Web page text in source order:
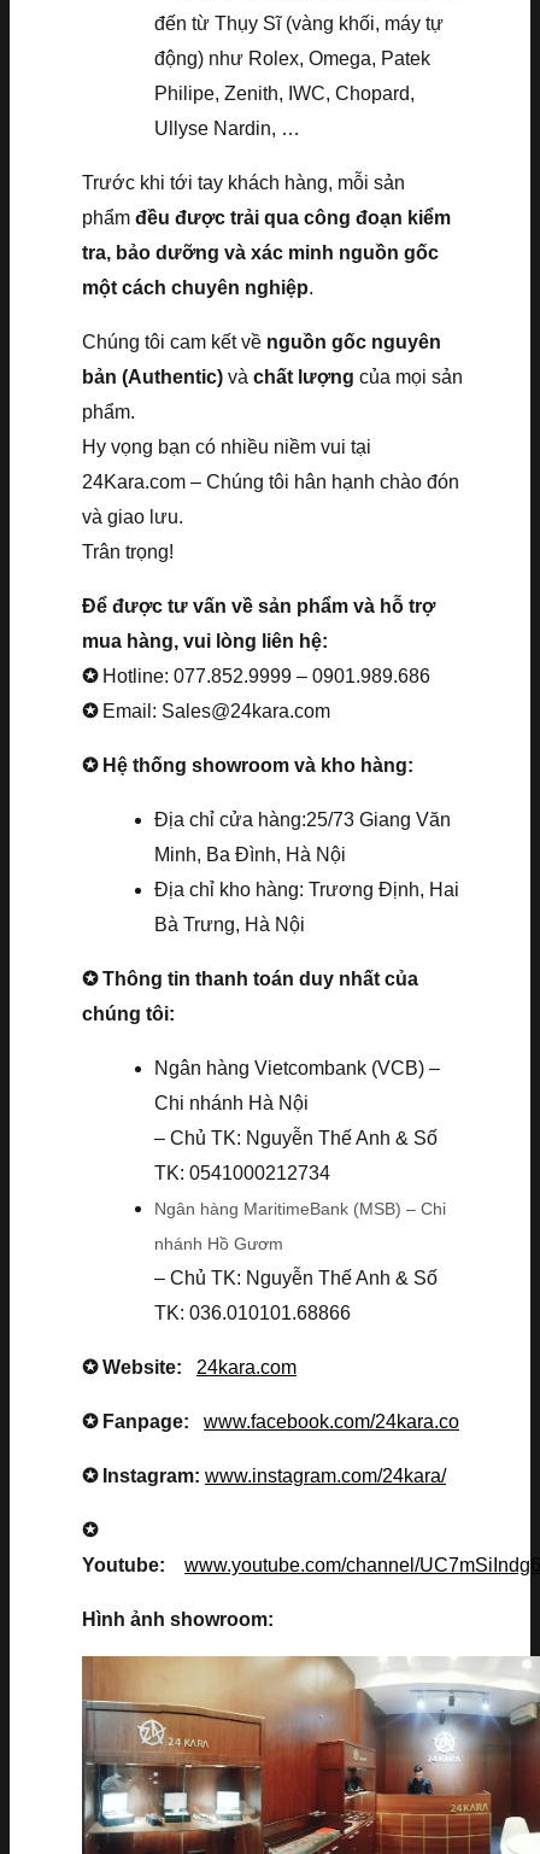
đến từ Thụy Sĩ (vàng khối, máy tự
động) như Rolex, Omega, Patek
Philipe, Zenith, IWC, Chopard,
Ullyse Nardin, …
Trước khi tới tay khách hàng, mỗi sản
phẩm đều được trải qua công đoạn kiểm
tra, bảo dưỡng và xác minh nguồn gốc
một cách chuyên nghiệp.
Chúng tôi cam kết về nguồn gốc nguyên
bản (Authentic) và chất lượng của mọi sản
phẩm.
Hy vọng bạn có nhiều niềm vui tại
24Kara.com – Chúng tôi hân hạnh chào đón
và giao lưu.
Trân trọng!
Để được tư vấn về sản phẩm và hỗ trợ
mua hàng, vui lòng liên hệ:
✪ Hotline: 077.852.9999 – 0901.989.686
✪ Email: Sales@24kara.com
✪ Hệ thống showroom và kho hàng:
Địa chỉ cửa hàng:25/73 Giang Văn
Minh, Ba Đình, Hà Nội
Địa chỉ kho hàng: Trương Định, Hai
Bà Trưng, Hà Nội
✪ Thông tin thanh toán duy nhất của
chúng tôi:
Ngân hàng Vietcombank (VCB) –
Chi nhánh Hà Nội
– Chủ TK: Nguyễn Thế Anh & Số
TK: 0541000212734
Ngân hàng MaritimeBank (MSB) – Chi
nhánh Hồ Gươm
– Chủ TK: Nguyễn Thế Anh & Số
TK: 036.010101.68866
✪ Website: 24kara.com
✪ Fanpage: www.facebook.com/24kara.co
✪ Instagram: www.instagram.com/24kara/
✪
Youtube: www.youtube.com/channel/
Hình ảnh showroom: